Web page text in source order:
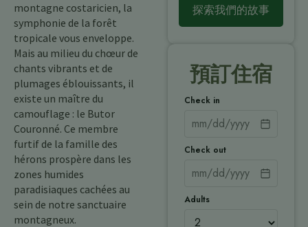
montagne costaricien, la
symphonie de la forêt
tropicale vous enveloppe.
Mais au milieu du chœur de
chants vibrants et de
plumages éblouissants, il
existe un maître du
camouflage : le Butor
Couronné. Ce membre
furtif de la famille des
hérons prospère dans les
zones humides
paradisiaques cachées au
sein de notre sanctuaire
montagneux.
探索我們的故事
預訂住宿
Check in
Check out
Adults